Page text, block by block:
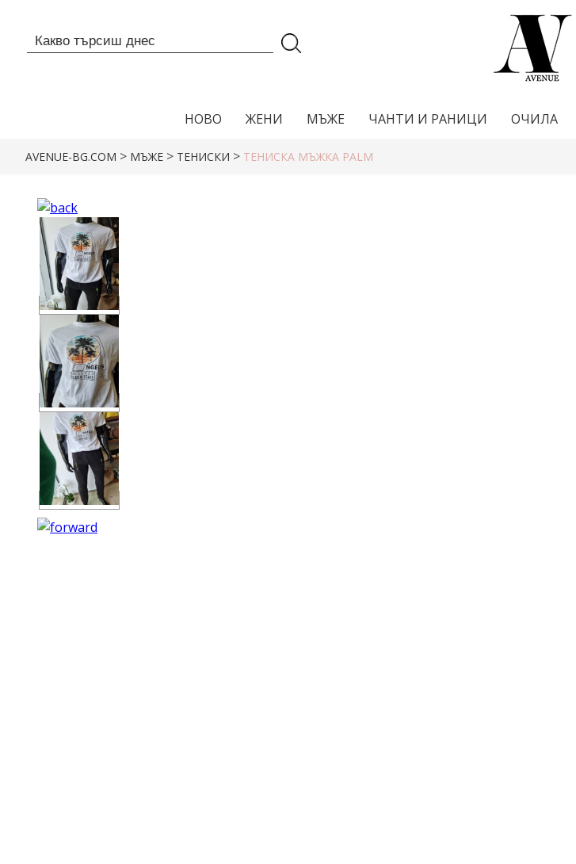
НОВО ЖЕНИ МЪЖЕ ЧАНТИ И РАНИЦИ ОЧИЛА
AVENUE-BG.COM > МЪЖЕ > ТЕНИСКИ > ТЕНИСКА МЪЖКА PALM